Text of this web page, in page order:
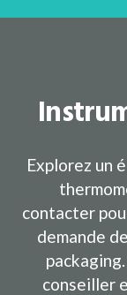
Explorez un
contacter
demande
conseiller